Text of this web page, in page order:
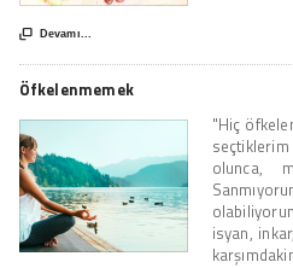
 Devamı...
Öfkelenmemek
"Hiç
olunca,
isyan,